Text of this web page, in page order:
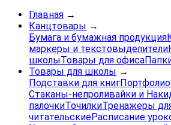
Главная →
Канцтовары →
Бумага и бумажная продукция
маркеры и текстовыделители
школыТовары для офиса
Товары для школы →
Подставки для книг
Стаканы-непроливайки и
палочкиТочилкиТренажеры
читательскиеРасписание